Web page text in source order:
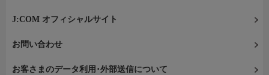
J:COM オフィシャルサイト
お問い合わせ
お客さまのデータ利用･外部送信について